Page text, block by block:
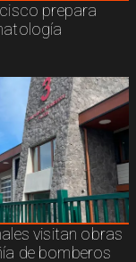
prepara
visitan obras
de bomberos